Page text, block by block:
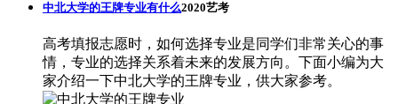
中北大学的王牌专业有什么2020艺考
高考填报志愿时，如何选择专业是同学们非常关心的事
情，专业的选择关系着未来的发展方向。下面小编为大
家介绍一下中北大学的王牌专业，供大家参考。